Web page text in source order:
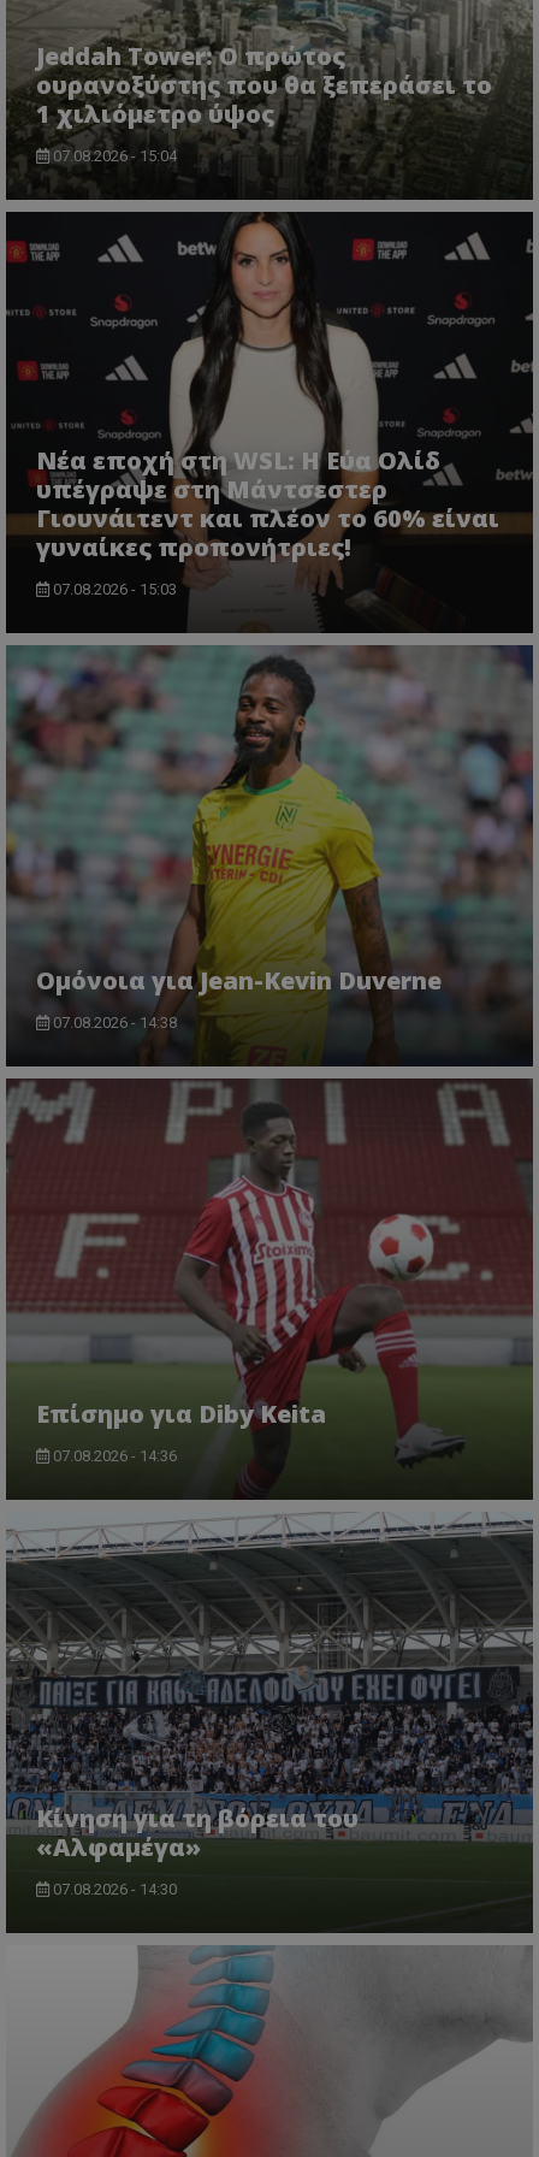
Jeddah Tower: Ο πρώτος
ουρανοξύστης που θα ξεπεράσει το
1 χιλιόμετρο ύψος
07.08.2026 - 15:04
Νέα εποχή στη WSL: Η Εύα Ολίδ
υπέγραψε στη Μάντσεστερ
Γιουνάιτεντ και πλέον το 60% είναι
γυναίκες προπονήτριες!
07.08.2026 - 15:03
Ομόνοια για Jean-Kevin Duverne
07.08.2026 - 14:38
Επίσημο για Diby Keita
07.08.2026 - 14:36
Κίνηση για τη βόρεια του
«Αλφαμέγα»
07.08.2026 - 14:30